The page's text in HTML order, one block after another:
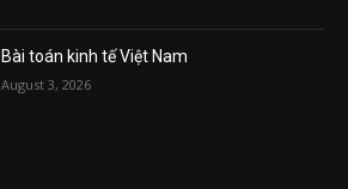
Bài toán kinh tế Việt Nam
August 3, 2026